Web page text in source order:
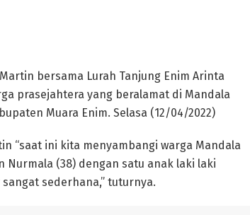
Martin bersama Lurah Tanjung Enim Arinta
prasejahtera yang beralamat di Mandala
Muara Enim. Selasa (12/04/2022)
“saat ini kita menyambangi warga Mandala
Nurmala (38) dengan satu anak laki laki
sederhana,” tuturnya.